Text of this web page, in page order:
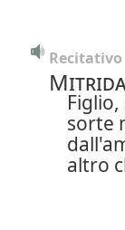
Recitativo
sorte
altro